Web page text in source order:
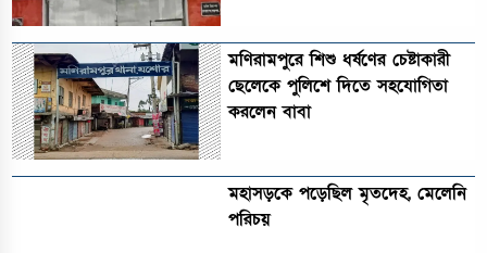
মণিরামপুরে শিশু ধর্ষণের চেষ্টাকারী
ছেলেকে পুলিশে দিতে সহযোগিতা
করলেন বাবা
মহাসড়কে পড়েছিল মৃতদেহ, মেলেনি
পরিচয়